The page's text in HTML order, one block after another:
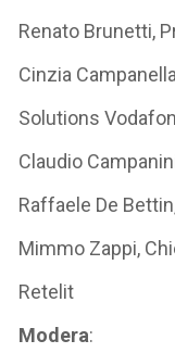
Renato Brunetti,
Cinzia
Solutions
Claudio
Raffaele De
Mimmo Zappi,
Retelit
Modera: